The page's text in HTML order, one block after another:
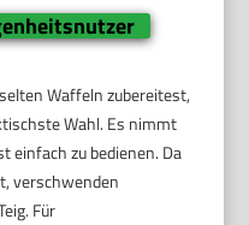
Waffeln zubereitest,
Wahl. Es nimmt
einfach zu bedienen. Da
verschwenden
Für